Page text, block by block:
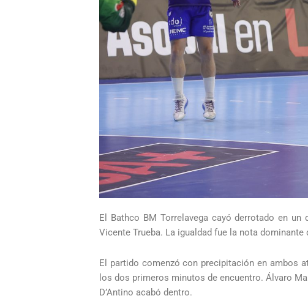
El Bathco BM Torrelavega cayó derrotado en
Vicente Trueba. La igualdad fue la nota
El partido comenzó con precipitación en ambos
los dos primeros minutos de encuentro. Álvaro
D’Antino acabó dentro.